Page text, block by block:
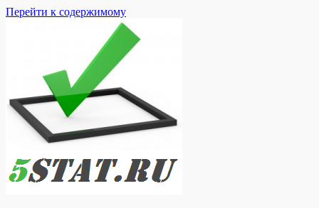
Перейти к содержимому